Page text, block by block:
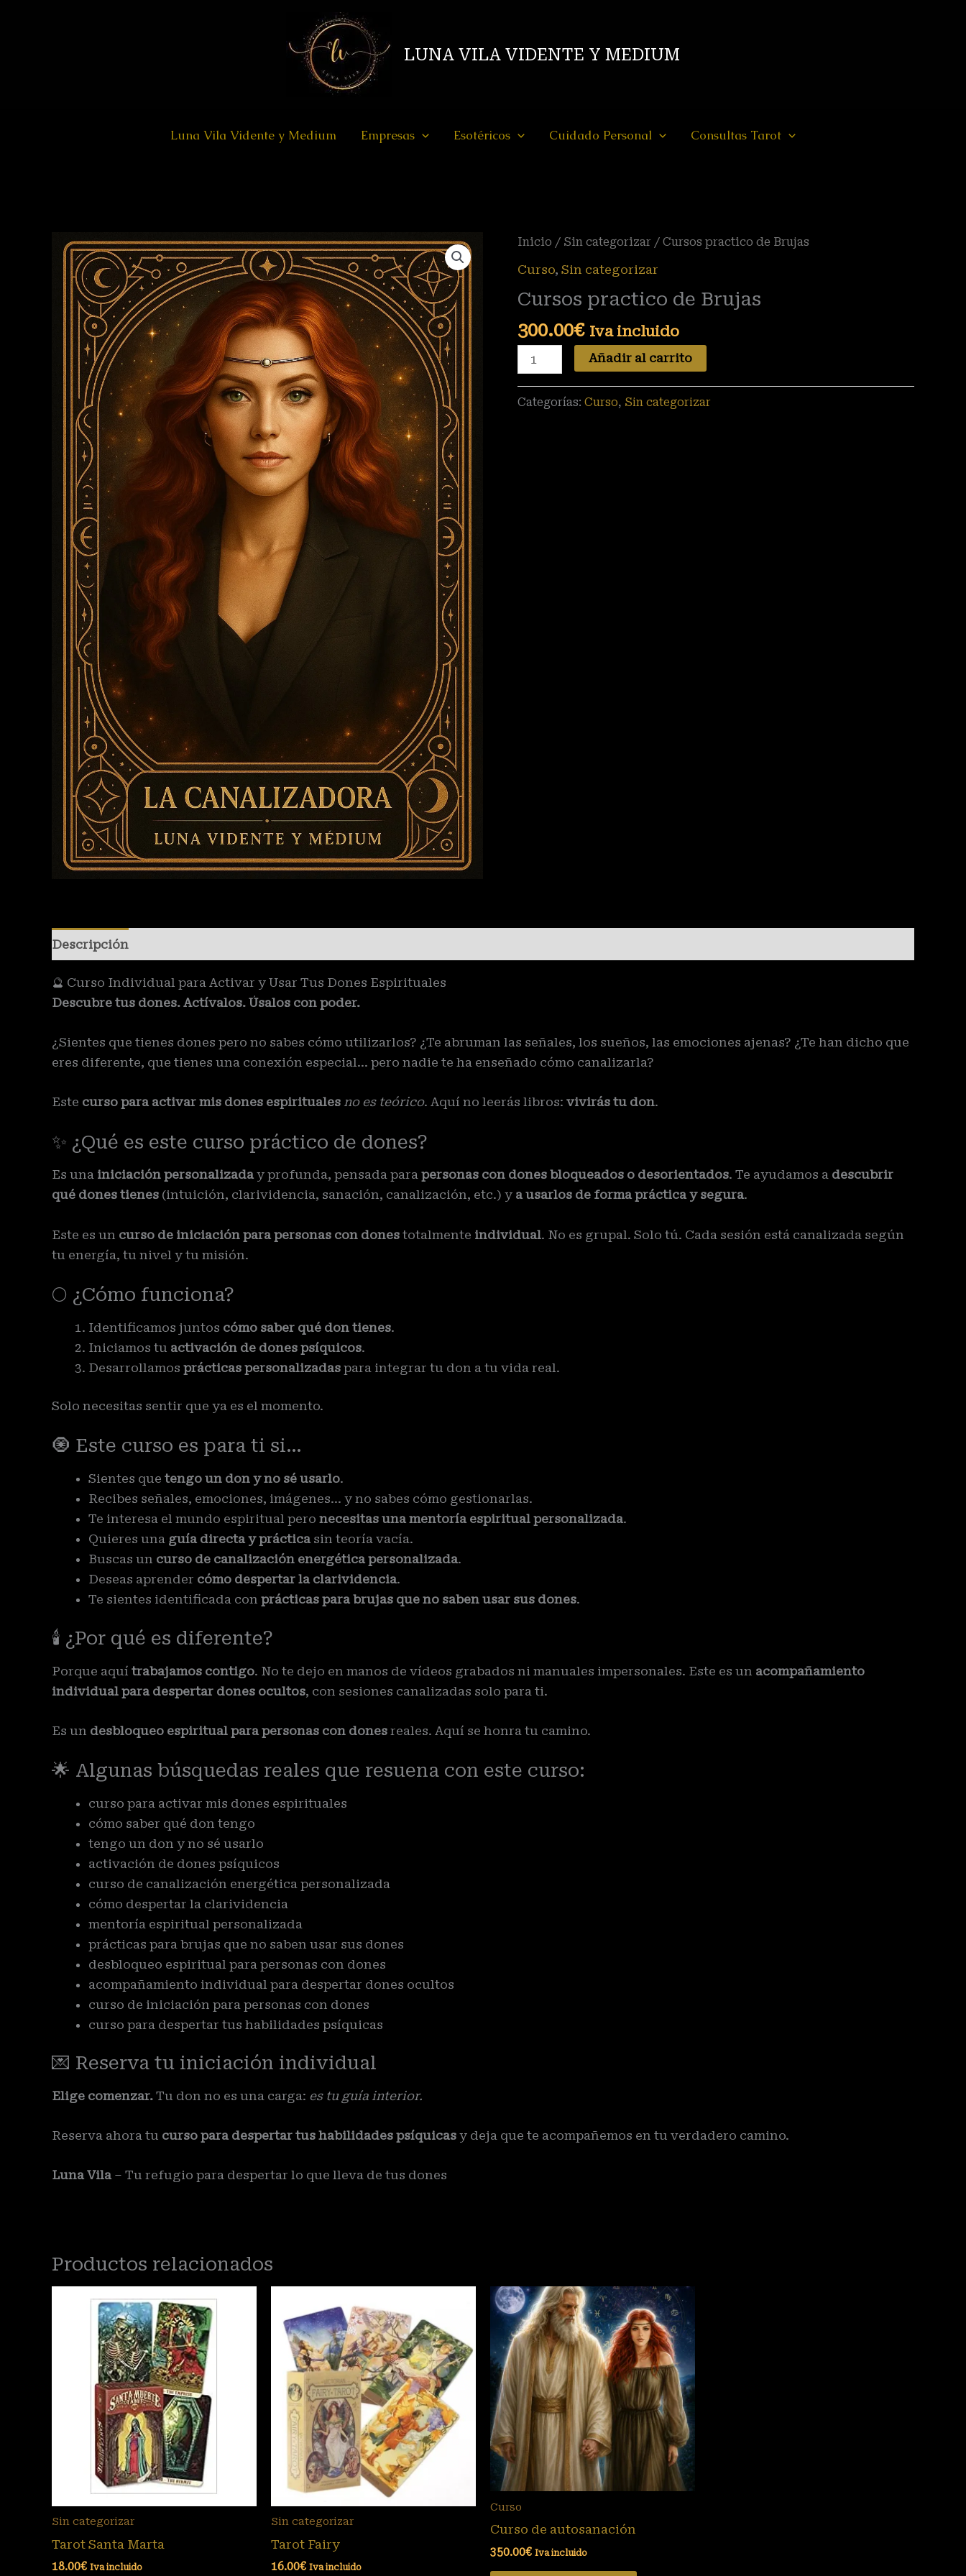
LUNA VILA VIDENTE Y MEDIUM
Luna Vila Vidente y Medium Empresas Esotéricos Cuidado Personal Consultas Tarot
Inicio / Sin categorizar / Cursos practico de Brujas
Curso, Sin categorizar
Cursos practico de Brujas
300.00€ Iva incluido
Cursos
practico
Brujas
cantidad
Añadir al carrito
Categorías: Curso, Sin categorizar
Descripción
🔮 Curso Individual para Activar y Usar Tus Dones Espirituales
Descubre tus dones. Actívalos. Úsalos con poder.
¿Sientes que tienes dones pero no sabes cómo utilizarlos? ¿Te abruman las señales, los sueños, las emociones ajenas? ¿Te han dicho que
eres diferente, que tienes una conexión especial… pero nadie te ha enseñado cómo canalizarla?
Este curso para activar mis dones espirituales no es teórico. Aquí no leerás libros: vivirás tu don.
✨ ¿Qué es este curso práctico de dones?
Es una iniciación personalizada y profunda, pensada para personas con dones bloqueados o desorientados. Te ayudamos a descubrir
qué dones tienes (intuición, clarividencia, sanación, canalización, etc.) y a usarlos de forma práctica y segura.
Este es un curso de iniciación para personas con dones totalmente individual. No es grupal. Solo tú. Cada sesión está canalizada según
tu energía, tu nivel y tu misión.
🌕 ¿Cómo funciona?
Identificamos juntos cómo saber qué don tienes.
Iniciamos tu activación de dones psíquicos.
Desarrollamos prácticas personalizadas para integrar tu don a tu vida real.
Solo necesitas sentir que ya es el momento.
🧿 Este curso es para ti si…
Sientes que tengo un don y no sé usarlo.
Recibes señales, emociones, imágenes… y no sabes cómo gestionarlas.
Te interesa el mundo espiritual pero necesitas una mentoría espiritual personalizada.
Quieres una guía directa y práctica sin teoría vacía.
Buscas un curso de canalización energética personalizada.
Deseas aprender cómo despertar la clarividencia.
Te sientes identificada con prácticas para brujas que no saben usar sus dones.
🕯️ ¿Por qué es diferente?
Porque aquí trabajamos contigo. No te dejo en manos de vídeos grabados ni manuales impersonales. Este es un acompañamiento
individual para despertar dones ocultos, con sesiones canalizadas solo para ti.
Es un desbloqueo espiritual para personas con dones reales. Aquí se honra tu camino.
🌟 Algunas búsquedas reales que resuena con este curso:
curso para activar mis dones espirituales
cómo saber qué don tengo
tengo un don y no sé usarlo
activación de dones psíquicos
curso de canalización energética personalizada
cómo despertar la clarividencia
mentoría espiritual personalizada
prácticas para brujas que no saben usar sus dones
desbloqueo espiritual para personas con dones
acompañamiento individual para despertar dones ocultos
curso de iniciación para personas con dones
curso para despertar tus habilidades psíquicas
💌 Reserva tu iniciación individual
Elige comenzar. Tu don no es una carga: es tu guía interior.
Reserva ahora tu curso para despertar tus habilidades psíquicas y deja que te acompañemos en tu verdadero camino.
Luna Vila – Tu refugio para despertar lo que lleva de tus dones
Productos relacionados
Sin categorizar
Tarot Santa Marta
18.00€ Iva incluido
Sin categorizar
Tarot Fairy
16.00€ Iva incluido
Curso
Curso de autosanación
350.00€ Iva incluido